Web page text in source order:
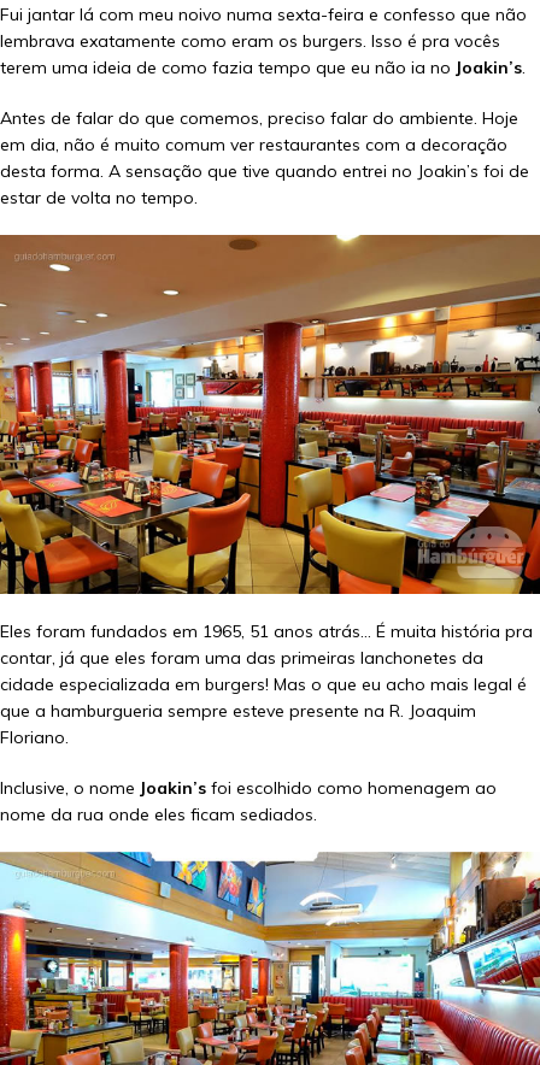
Fui jantar lá com meu noivo numa sexta-feira e confesso que não
lembrava exatamente como eram os burgers. Isso é pra vocês
terem uma ideia de como fazia tempo que eu não ia no Joakin’s.
Antes de falar do que comemos, preciso falar do ambiente. Hoje
em dia, não é muito comum ver restaurantes com a decoração
desta forma. A sensação que tive quando entrei no Joakin’s foi de
estar de volta no tempo.
Eles foram fundados em 1965, 51 anos atrás… É muita história pra
contar, já que eles foram uma das primeiras lanchonetes da
cidade especializada em burgers! Mas o que eu acho mais legal é
que a hamburgueria sempre esteve presente na R. Joaquim
Floriano.
Inclusive, o nome Joakin’s foi escolhido como homenagem ao
nome da rua onde eles ficam sediados.